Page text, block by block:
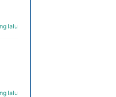
lalu
lalu